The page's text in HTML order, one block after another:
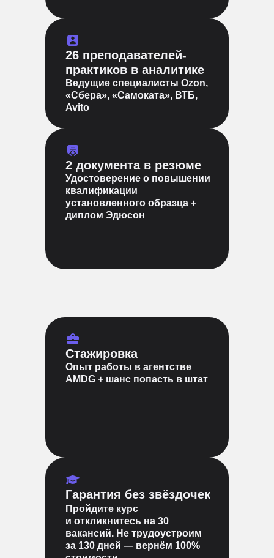
26 преподавателей-
практиков в аналитике
Ведущие специалисты Ozon,
«Сбера», «Самоката», ВТБ,
Avito
2 документа в резюме
Удостоверение о повышении
квалификации
установленного образца +
диплом Эдюсон
Стажировка
Опыт работы в агентстве
AMDG + шанс попасть в штат
Гарантия без звёздочек
Пройдите курс
и откликнитесь на 30
вакансий. Не трудоустроим
за 130 дней — вернём 100%